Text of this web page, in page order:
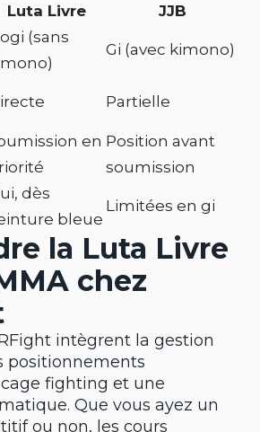
Luta Livre JJB
(sans
Gi (avec kimono)
Partielle
en Position avant
soumission
dès
bleue
Limitées en gi
la Luta Livre
chez
intègrent la gestion
positionnements
fighting et une
Que vous ayez un
ou non, les cours